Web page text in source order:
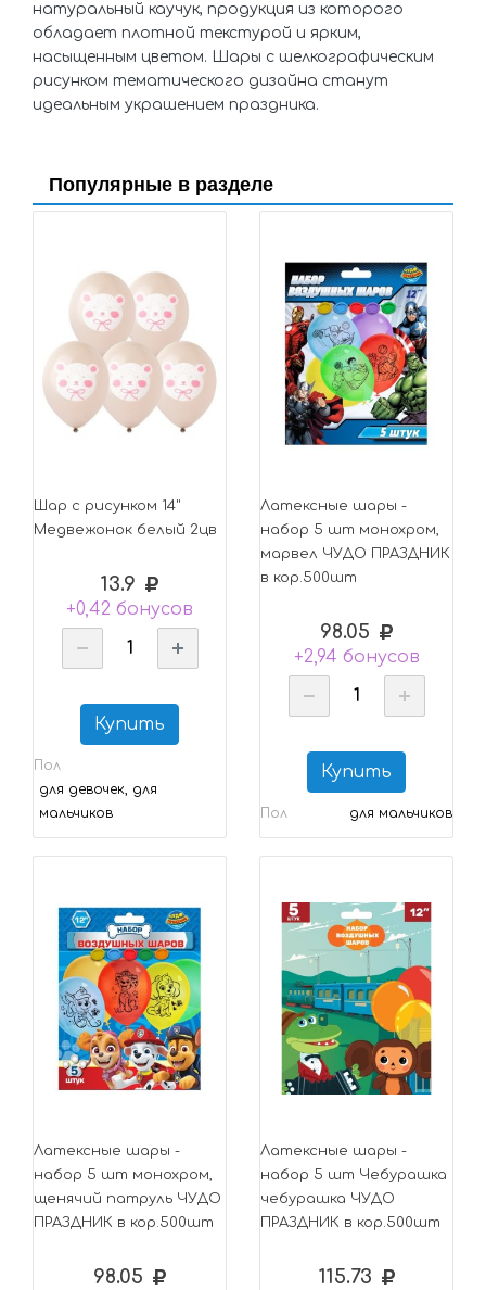
натуральный каучук, продукция из которого
обладает плотной текстурой и ярким,
насыщенным цветом. Шары с шелкографическим
рисунком тематического дизайна станут
идеальным украшением праздника.
Популярные в разделе
Шар с рисунком 14"
Медвежонок белый 2цв
13.9
+0,42 бонусов
Купить
Пол
для девочек, для
мальчиков
Латексные шары -
набор 5 шт монохром,
марвел ЧУДО ПРАЗДНИК
в кор.500шт
98.05
+2,94 бонусов
Купить
Пол для мальчиков
Латексные шары -
набор 5 шт монохром,
щенячий патруль ЧУДО
ПРАЗДНИК в кор.500шт
98.05
Латексные шары -
набор 5 шт Чебурашка
чебурашка ЧУДО
ПРАЗДНИК в кор.500шт
115.73